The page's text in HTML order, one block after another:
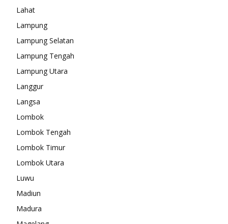
Lahat
Lampung
Lampung Selatan
Lampung Tengah
Lampung Utara
Langgur
Langsa
Lombok
Lombok Tengah
Lombok Timur
Lombok Utara
Luwu
Madiun
Madura